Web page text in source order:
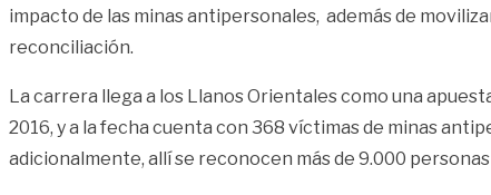
impacto de las minas antipersonales, además de
reconciliación.
La carrera llega a los Llanos Orientales como una
2016, y a la fecha cuenta con 368 víctimas de minas
adicionalmente, allí se reconocen más de 9.000